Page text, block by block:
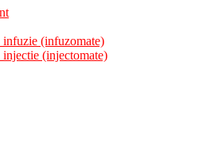
infuzie (infuzomate)
injectie (injectomate)